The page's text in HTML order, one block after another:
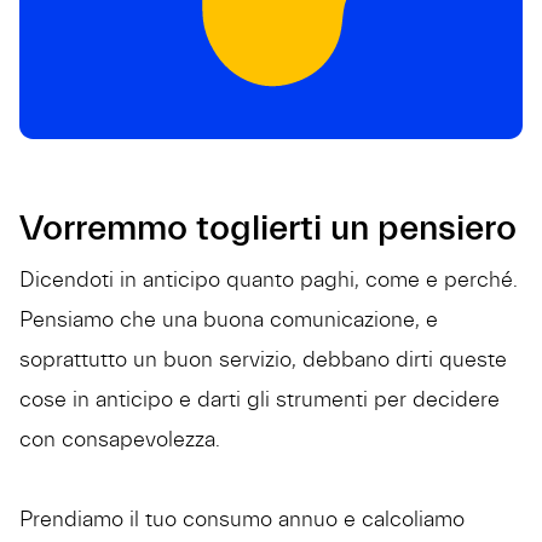
Vorremmo toglierti un pensiero
Dicendoti in anticipo quanto paghi, come e perché.
Pensiamo che una buona comunicazione, e
soprattutto un buon servizio, debbano dirti queste
cose in anticipo e darti gli strumenti per decidere
con consapevolezza.
Prendiamo il tuo consumo annuo e calcoliamo